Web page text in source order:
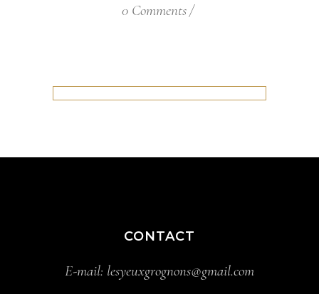
0 Comments
CONTACT
E-mail: lesyeuxgrognons@gmail.com